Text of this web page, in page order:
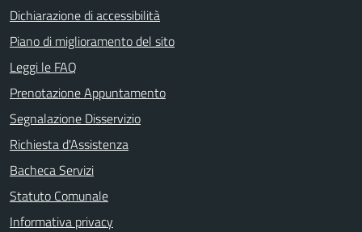
Dichiarazione di accessibilità
Piano di miglioramento del sito
Leggi le FAQ
Prenotazione Appuntamento
Segnalazione Disservizio
Richiesta d'Assistenza
Bacheca Servizi
Statuto Comunale
Informativa privacy